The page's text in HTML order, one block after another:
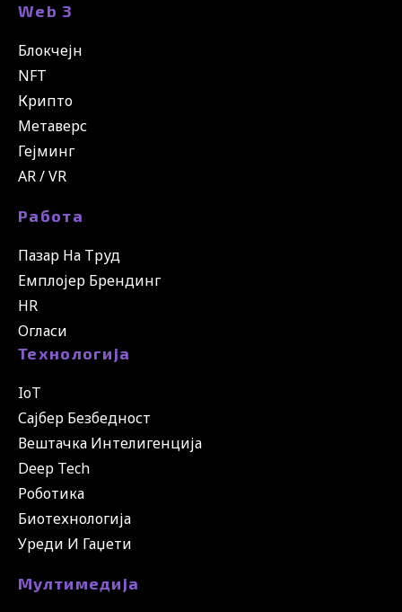
Web 3
Блокчејн
NFT
Крипто
Метаверс
Гејминг
AR / VR
Работа
Пазар На Труд
Емплојер Брендинг
HR
Огласи
Технологија
IoT
Сајбер Безбедност
Вештачка Интелигенција
Deep Tech
Роботика
Биотехнологија
Уреди И Гаџети
Мултимедија